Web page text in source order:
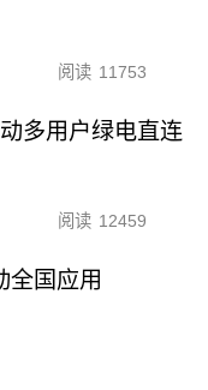
阅读 11753
多用户绿电直连
阅读 12459
全国应用